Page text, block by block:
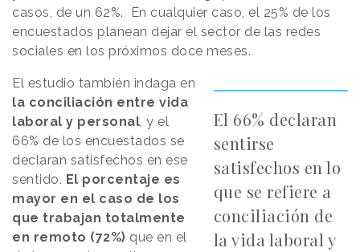
casos, de un 62%. En cualquier caso, el 25% de los
encuestados planean dejar el sector de las redes
sociales en los próximos doce meses.
El 66% declaran
sentirse
satisfechos en lo
que se refiere a
conciliación de
la vida laboral y
El estudio también indaga en
la conciliación entre vida
laboral y personal, y el
66% de los encuestados se
declaran satisfechos en ese
sentido. El porcentaje es
mayor en el caso de los
que trabajan totalmente
en remoto (72%) que en el